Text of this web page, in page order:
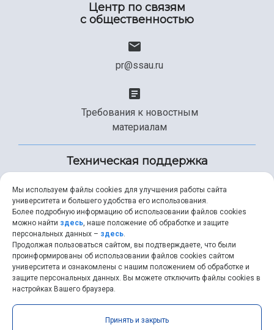
Центр по связям
с общественностью
pr@ssau.ru
Требования к новостным
материалам
Техническая поддержка
+7 (846) 267-49-99
help@ssau.ru
Самарский университет © 2026 |ssau.ru
Мы используем файлы cookies для улучшения работы сайта
университета и большего удобства его использования.
Более подробную информацию об использовании файлов cookies
можно найти здесь, наше положение об обработке и защите
персональных данных – здесь.
Продолжая пользоваться сайтом, вы подтверждаете, что были
проинформированы об использовании файлов cookies сайтом
университета и ознакомлены с нашим положением об обработке и
защите персональных данных. Вы можете отключить файлы cookies в
настройках Вашего браузера.
Принять и закрыть